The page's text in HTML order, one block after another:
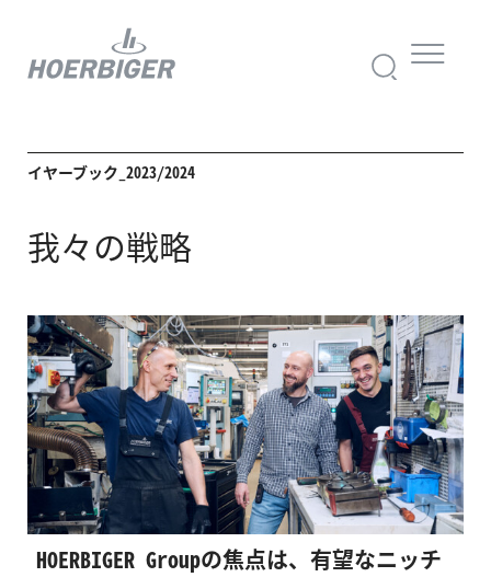
イヤーブック_2023/2024
我々の戦略
HOERBIGER Groupの焦点は、有望なニッチ